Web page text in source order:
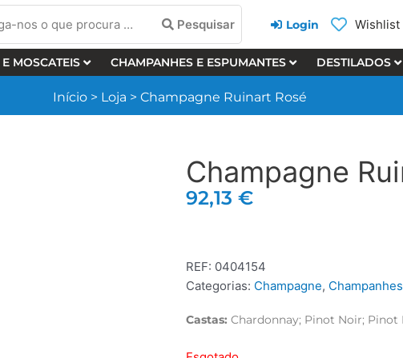
Pesquisar Login Wishlist
MOSCATEIS CHAMPANHES E ESPUMANTES DESTILADOS
Início> Loja > Champagne Ruinart Rosé
Champagne
92,13 €
REF: 0404154
Categorias: Champagne,
Castas: Chardonnay; Pinot Noir; Pinot